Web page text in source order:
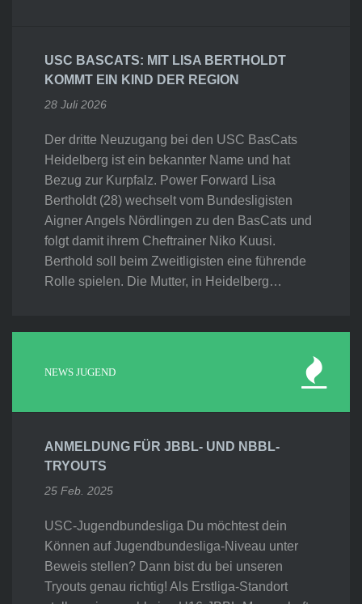
USC BASCATS: MIT LISA BERTHOLDT
KOMMT EIN KIND DER REGION
28 Juli 2026
Der dritte Neuzugang bei den USC BasCats
Heidelberg ist ein bekannter Name und hat
Bezug zur Kurpfalz. Power Forward Lisa
Bertholdt (28) wechselt vom Bundesligisten
Aigner Angels Nördlingen zu den BasCats und
folgt damit ihrem Cheftrainer Niko Kuusi.
Berthold soll beim Zweitligisten eine führende
Rolle spielen. Die Mutter, in Heidelberg…
NEWS JUGEND
ANMELDUNG FÜR JBBL- UND NBBL-
TRYOUTS
25 Feb. 2025
USC-Jugendbundesliga Du möchtest dein
Können auf Jugendbundesliga-Niveau unter
Beweis stellen? Dann bist du bei unseren
Tryouts genau richtig! Als Erstliga-Standort